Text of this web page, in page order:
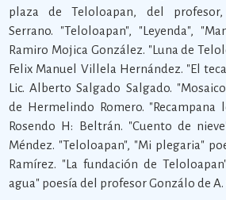
plaza de Teloloapan, del
Serrano. "Teloloapan", "Leyenda",
Ramiro Mojica González. "Luna de
Felix Manuel Villela Hernández. "El
Lic. Alberto Salgado Salgado.
de Hermelindo Romero. "Recampana
Rosendo H: Beltrán. "Cuento de
Méndez. "Teloloapan", "Mi plegaria"
Ramírez. "La fundación de
agua" poesía del profesor Gonzálo de A.